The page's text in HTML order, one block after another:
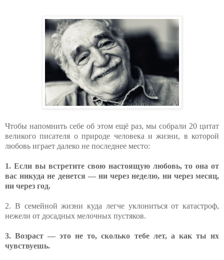
Чтобы напомнить себе об этом ещё раз, мы собрали 20 цитат
великого писателя о природе человека и жизни, в которой
любовь играет далеко не последнее место:
1. Если вы встретите свою настоящую любовь, то она от
вас никуда не денется — ни через неделю, ни через месяц,
ни через год.
2. В семейной жизни куда легче уклониться от катастроф,
нежели от досадных мелочных пустяков.
3. Возраст — это не то, сколько тебе лет, а как ты их
чувствуешь.